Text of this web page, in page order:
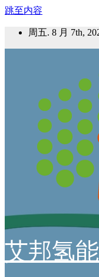
跳至内容
周五. 8 月 7th,
艾邦氢